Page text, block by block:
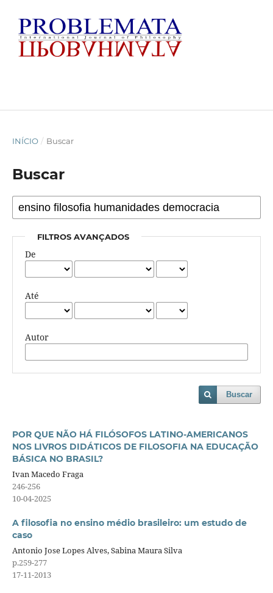
INÍCIO / Buscar
Buscar
FILTROS AVANÇADOS
De
Até
Autor
Buscar
POR QUE NÃO HÁ FILÓSOFOS LATINO-AMERICANOS
NOS LIVROS DIDÁTICOS DE FILOSOFIA NA EDUCAÇÃO
BÁSICA NO BRASIL?
Ivan Macedo Fraga
246-256
10-04-2025
A filosofia no ensino médio brasileiro: um estudo de
caso
Antonio Jose Lopes Alves, Sabina Maura Silva
p.259-277
17-11-2013